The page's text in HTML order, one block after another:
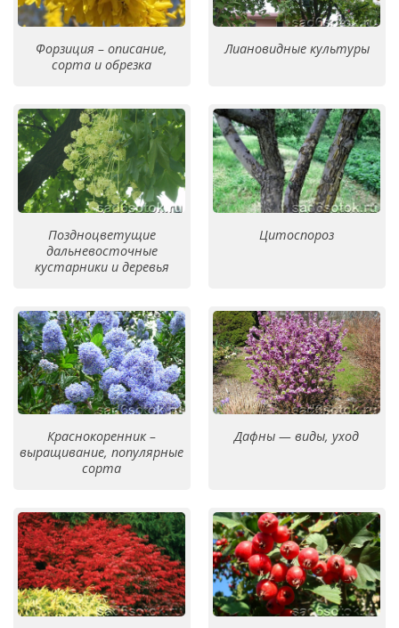
Форзиция – описание,
сорта и обрезка
Лиановидные культуры
Поздноцветущие
дальневосточные
кустарники и деревья
Цитоспороз
Краснокоренник –
выращивание, популярные
сорта
Дафны — виды, уход